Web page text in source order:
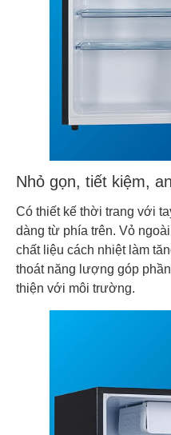
Nhỏ gọn, tiết kiệm,
Có thiết kế thời trang với
dàng từ phía trên. Vỏ
chất liệu cách nhiệt làm
thoát năng lượng góp
thiện với môi trường.